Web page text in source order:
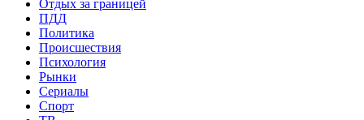
Отдых за границей
ПДД
Политика
Происшествия
Психология
Рынки
Сериалы
Спорт